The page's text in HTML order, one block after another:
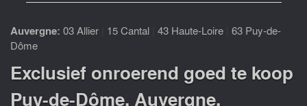
Auvergne: 03 Allier 15 Cantal 43 Haute-Loire 63 Puy-de-
Dôme
Exclusief onroerend goed te koop
Puy-de-Dôme, Auvergne,